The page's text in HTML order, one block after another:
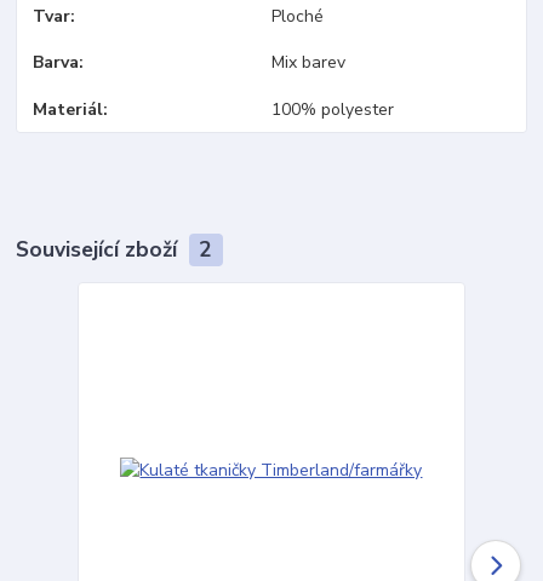
Tvar Ploché
Barva Mix barev
Materiál 100% polyester
Související zboží 2